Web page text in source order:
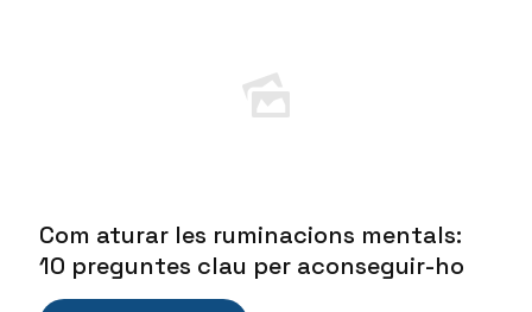
Com aturar les ruminacions mentals:
10 preguntes clau per aconseguir-ho